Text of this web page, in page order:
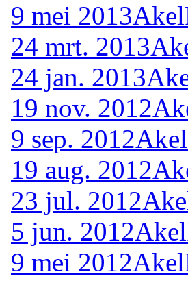
9 mei 2013
24 mrt. 2013
24 jan. 2013
19 nov. 2012
9 sep. 2012
19 aug. 2012
23 jul. 2012
5 jun. 2012
9 mei 2012